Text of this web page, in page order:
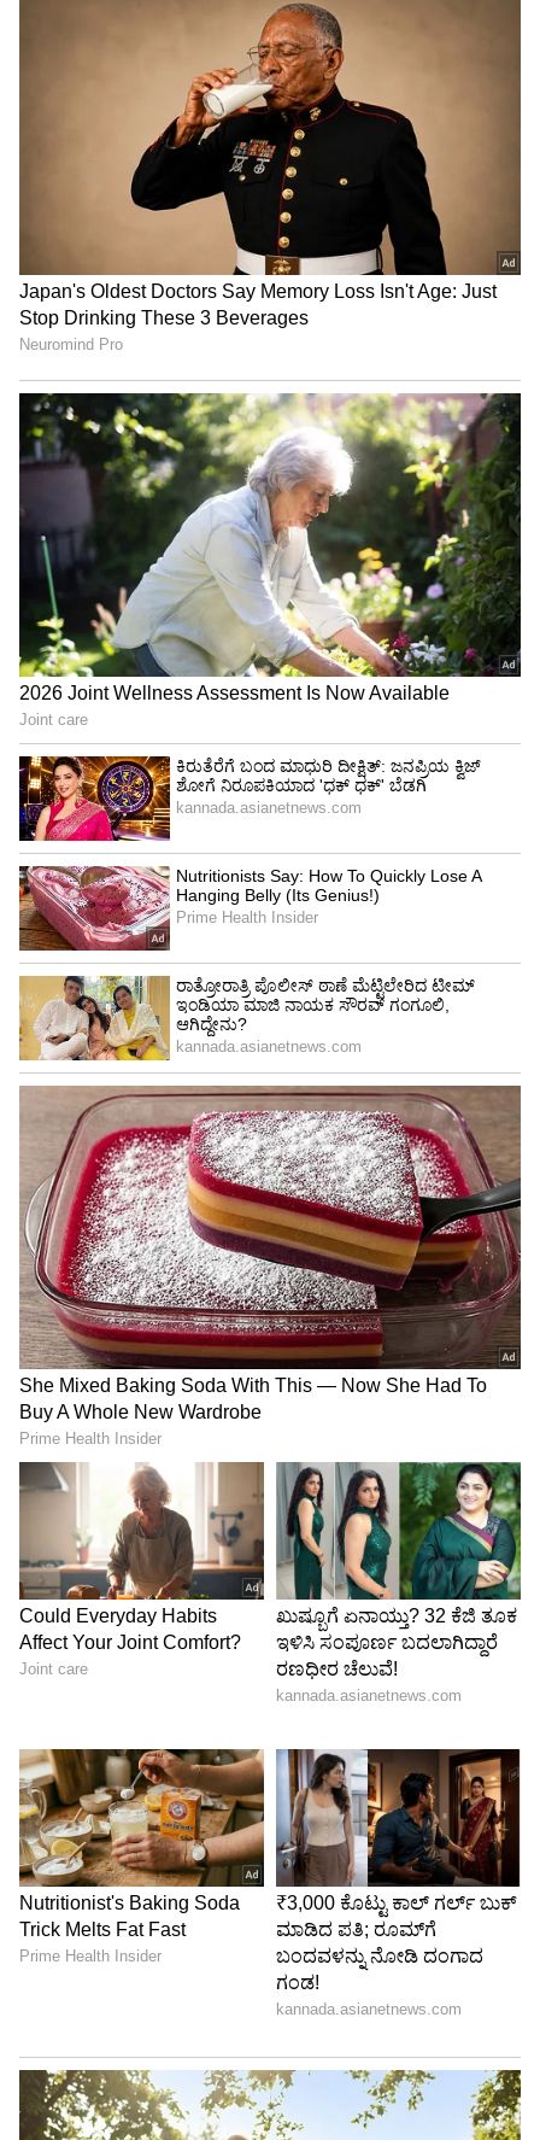
ಪಿಸಿಓಎಸ್ ಲಕ್ಷಣದಿಂದ ಹಾಗೂ ಪ್ಲಾಸ್ಟಿಕ್ ನಿಂದ ಮುಕ್ತಿ
ಹೊಂದಲು ಹೀಗೆ ಮಾಡಿ :
ಪ್ಲಾಸ್ಟಿಕ್ ಬದಲು ಇವುಗಳನ್ನು ಬಳಸಿ :ಪಾಲಿಸಿಸ್ಟಿಕ್ ಓವರಿ
ಸಿಂಡ್ರೋಮ್ ಲಕ್ಷಣದಿಂದ ಬಚಾವಾಗಲು ಪ್ಲಾಸ್ಟಿಕ್ ಅನ್ನು
ತ್ಯಜಿಸಿ ಅದರ ಬದಲು ಗಾಜಿನ ಅಥವಾ ಸಿರಾಮಿಕ್
ಪಾತ್ರೆಗಳಲ್ಲಿ ಆಹಾರವನ್ನು ಸಂಗ್ರಹಿಸಿ. ಹಳೆಯ ಮತ್ತು ಸ್ಕ್ರ್ಯಾಚ್
ಆದ ಪ್ಲಾಸ್ಟಿಕ್ ಡಬ್ಬಗಳನ್ನು ಎಸೆಯಿರಿ. ಮೈಕ್ರೋವೇವ್ ಗಳಲ್ಲಿ
ಕೂಡ ಪ್ಲಾಸ್ಟಿಕ್ ಪಾತ್ರೆಗಳನ್ನು ಇಡಬೇಡಿ. ಅದರ ಬದಲು ಟಿನ್
ಫೈಲ್ ಬಳಸಿ ಅಥವಾ ಮಣ್ಣಿನ ಪಾತ್ರೆ ಅಥವಾ ಬಿದಿರಿನ
ಮಡಕೆಯನ್ನು ಕೂಡ ಬಳಸಬಹುದು.
ಪ್ಲಾಸ್ಟಿಕ್ ಬ್ಯಾಗ್ ಗಳಲ್ಲಿ ಸಿಗುವ ಆಹಾರಗಳನ್ನು
ಖರೀದಿಸಬೇಡಿ :ಸಾಮಾನ್ಯವಾಗಿ ಎಲ್ಲರ ಬ್ಯಾಗ್ ನಲ್ಲಿಯೂ
ನಾವು ಪ್ಲಾಸ್ಟಿಕ್ ನೀರಿನ ಬಾಟಲಿಗಳನ್ನು ಕಾಣಬಹುದು. ಅದರ
ಬದಲು ಸ್ಟೇನ್ ಲೆಸ್ ಸ್ಟೀಲ್ ಬಾಟಲಿಗಳನ್ನು ಬಳಸಿ.
ಬಿಸ್ಫೆನಾಲ್-ಎ ನಿಂದ ಮುಕ್ತವಾಗಿರುವ ಎಳೆನೀರು ಅಥವಾ
ಮುಚ್ಚಳ ಮುಚ್ಚಿದ ಹಿತ್ತಾಳೆ ಕಾಗದದ ಡಬ್ಬದಲ್ಲಿರುವ
ಆಹಾರಗಳನ್ನು ಖರೀದಿಸಿ.
ಮರುಬಳಕೆಯಾಗುವ ಬ್ಯಾಗ್ ಬಳಸಿ : ಪ್ಲಾಸ್ಟಿಕ್ ಬ್ಯಾಗ್ ಗಳ
ಬದಲು ಕಾಟನ್ ಅಥವಾ ಮರುಬಳಕೆ ಮಾಡುವಂತಹ ಬ್ಯಾಗ್
ಗಳನ್ನು ಬಳಸಲು ಆರಂಭಿಸಿ. ಇದರಿಂದ ಪ್ಲಾಸ್ಟಿಕ್ ಚೀಲದ
ಉತ್ಪಾದನೆ ಮತ್ತು ವಿಲೇವಾರಿ ಸಂಪನ್ಮೂಲಗಳನ್ನು ಕೂಡ
ಕಡಿಮೆಮಾಡಬಹುದು. ಪ್ಲಾಸ್ಟಿಕ್ ಬಳಕೆ ಕಡಿಮೆಯಾದರೆ
ಪರಿಸರವನ್ನು ಕೂಡ ರಕ್ಷಿಸಬಹುದು. ಇದರಿಂದ ವಾತಾವರಣ
ಶುದ್ಧವಾಗಿ ಆರೋಗ್ಯವೂ ಸುಸ್ಥಿತಿಯಲ್ಲಿರುತ್ತದೆ.
ಶೇ.50 ರಿಂದ ಶೇ.18 ಕ್ಕೆ TAX ಇಳಿಕೆ: ಮೋದಿ-
ಟ್ರಂಪ್ ಐತಿಹಾಸಿಕ ಒಪ್ಪಂದ | India US
Trade Deal | Party Rounds